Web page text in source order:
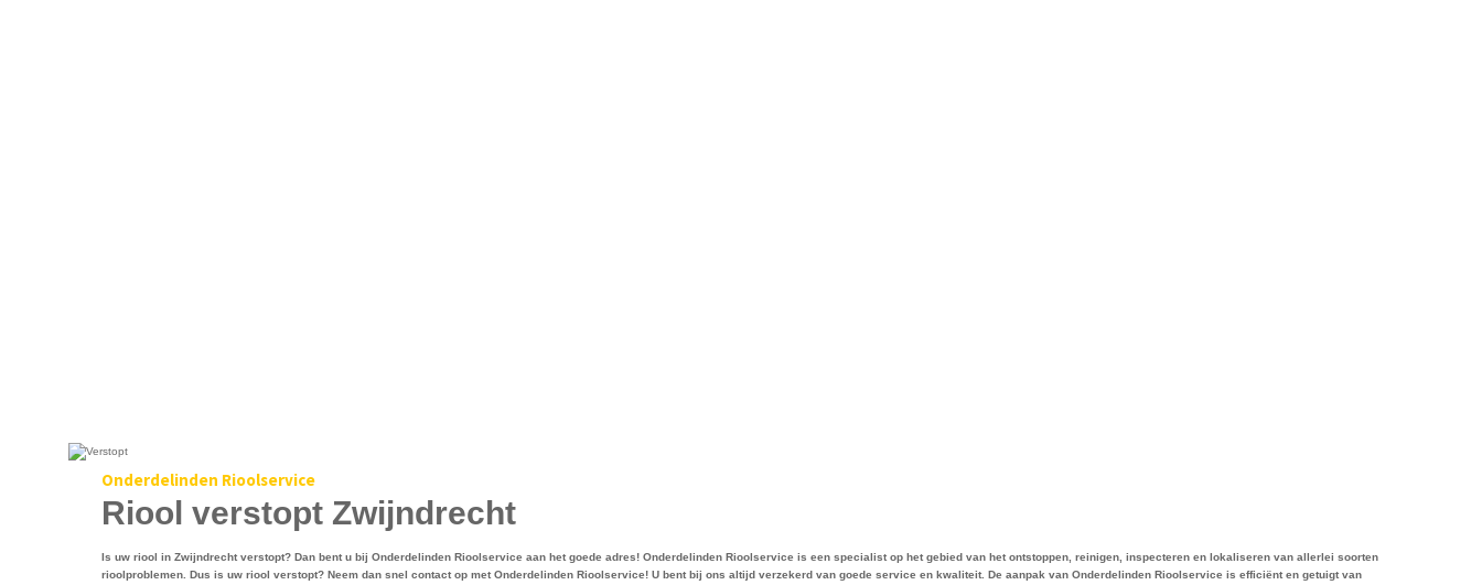
Onderdelinden Rioolservice
Riool verstopt Zwijndrecht
Is uw riool in Zwijndrecht verstopt? Dan bent u bij Onderdelinden Rioolservice aan het goede adres! Onderdelinden Rioolservice is een specialist op het gebied van het ontstoppen, reinigen, inspecteren en lokaliseren van allerlei soorten
rioolproblemen. Dus is uw riool verstopt? Neem dan snel contact op met Onderdelinden Rioolservice! U bent bij ons altijd verzekerd van goede service en kwaliteit. De aanpak van Onderdelinden Rioolservice is efficiënt en getuigt van